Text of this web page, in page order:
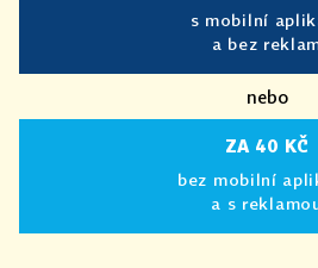
s mobilní
a bez
nebo
ZA 40 KČ
bez mobilní
a s